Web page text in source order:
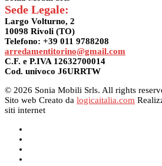
Sede Legale:
Largo Volturno, 2
10098 Rivoli (TO)
Telefono: +39 011 9788208
arredamentitorino@gmail.com
C.F. e P.IVA 12632700014
Cod. univoco J6URRTW
© 2026 Sonia Mobili Srls. All rights
Sito web Creato da logicaitalia.com
siti internet